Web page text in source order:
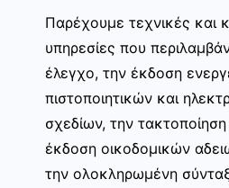
Παρέχουμε τεχνικές και
υπηρεσίες που
έλεγχο, την έκδοση
πιστοποιητικών και
σχεδίων, την
έκδοση οικοδομικών
την ολοκληρωμένη